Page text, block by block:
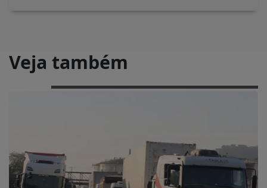
Veja também